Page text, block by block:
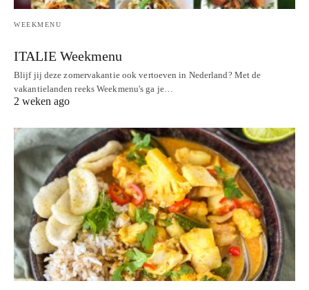
WEEKMENU
ITALIE Weekmenu
Blijf jij deze zomervakantie ook vertoeven in Nederland? Met de
vakantielanden reeks Weekmenu's ga je…
2 weken ago